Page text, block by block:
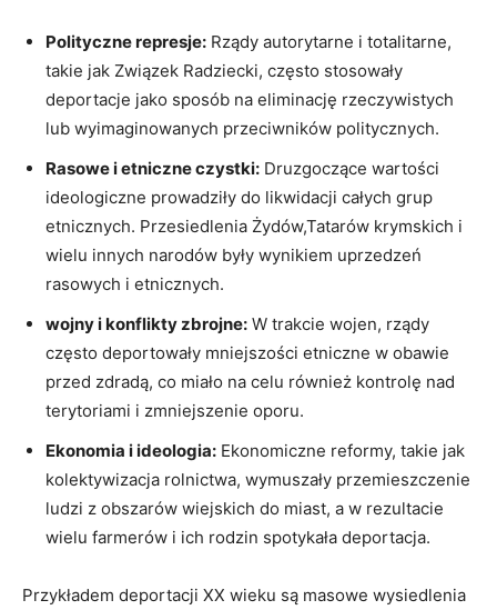
Polityczne represje: Rządy autorytarne i totalitarne,
takie jak Związek Radziecki, często stosowały
deportacje jako sposób na eliminację rzeczywistych
lub wyimaginowanych przeciwników politycznych.
Rasowe i etniczne czystki: Druzgoczące wartości
ideologiczne prowadziły do likwidacji całych grup
etnicznych. Przesiedlenia Żydów,Tatarów krymskich i
wielu innych narodów były wynikiem uprzedzeń
rasowych i etnicznych.
wojny i konflikty zbrojne: W trakcie wojen, rządy
często deportowały mniejszości etniczne w obawie
przed zdradą, co miało na celu również kontrolę nad
terytoriami i zmniejszenie oporu.
Ekonomia i ideologia: Ekonomiczne reformy, takie jak
kolektywizacja rolnictwa, wymuszały przemieszczenie
ludzi z obszarów wiejskich do miast, a w rezultacie
wielu farmerów i ich rodzin spotykała deportacja.
Przykładem deportacji XX wieku są masowe wysiedlenia